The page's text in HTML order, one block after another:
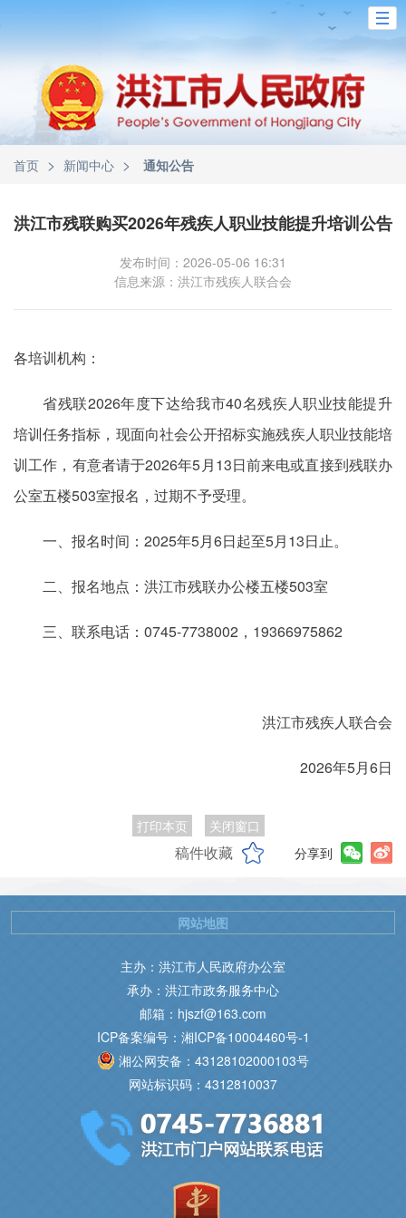
首页 > 新闻中心 > 通知公告
洪江市残联购买2026年残疾人职业技能提升培训公告
发布时间：2026-05-06 16:31
信息来源：洪江市残疾人联合会
各培训机构：
省残联2026年度下达给我市40名残疾人职业技能提升
培训任务指标，现面向社会公开招标实施残疾人职业技能培
训工作，有意者请于2026年5月13日前来电或直接到残联办
公室五楼503室报名，过期不予受理。
一、报名时间：2025年5月6日起至5月13日止。
二、报名地点：洪江市残联办公楼五楼503室
三、联系电话：0745-7738002，19366975862
洪江市残疾人联合会
2026年5月6日
打印本页 关闭窗口
稿件收藏 分享到
主办：洪江市人民政府办公室
承办：洪江市政务服务中心
邮箱：hjszf@163.com
ICP备案编号：湘ICP备10004460号-1
湘公网安备：43128102000103号
网站标识码：4312810037
网站地图